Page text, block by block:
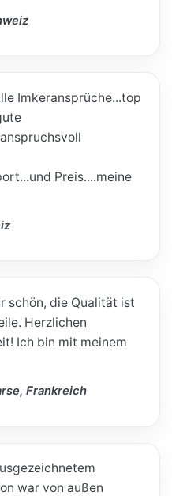
Imkeransprüche...top
Preis....meine
schön, die Qualität ist
Herzlichen
Ich bin mit meinem
Frankreich
war von außen